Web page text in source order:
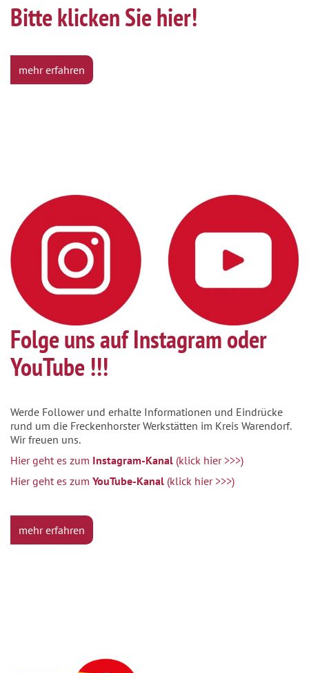
Bitte klicken Sie hier!
mehr erfahren
Folge uns auf Instagram oder
YouTube !!!
Werde Follower und erhalte Informationen und Eindrücke
rund um die Freckenhorster Werkstätten im Kreis Warendorf.
Wir freuen uns.
Hier geht es zum Instagram-Kanal (klick hier >>>)
Hier geht es zum YouTube-Kanal (klick hier >>>)
mehr erfahren